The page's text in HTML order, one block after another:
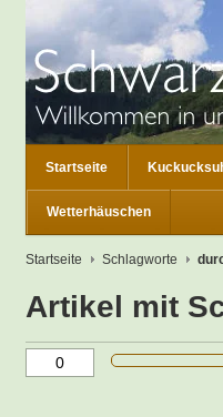
Startseite
Wetterhäuschen
Startseite Schlagworte
Artikel mit